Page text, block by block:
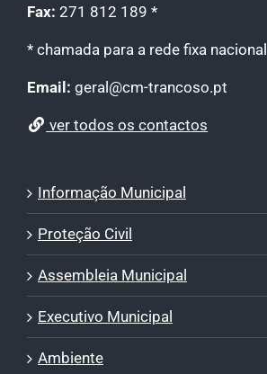
Fax: 271 812 189 *
* chamada para a rede fixa nacional
Email: geral@cm-trancoso.pt
ver todos os contactos
Informação Municipal
Proteção Civil
Assembleia Municipal
Executivo Municipal
Ambiente